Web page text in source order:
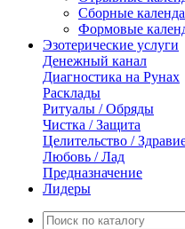
Сборные
Формовые
Эзотерические услуги
Денежный канал
Диагностика на Рунах
Расклады
Ритуалы / Обряды
Чистка / Защита
Целительство /
Любовь / Лад
Предназначение
Лидеры